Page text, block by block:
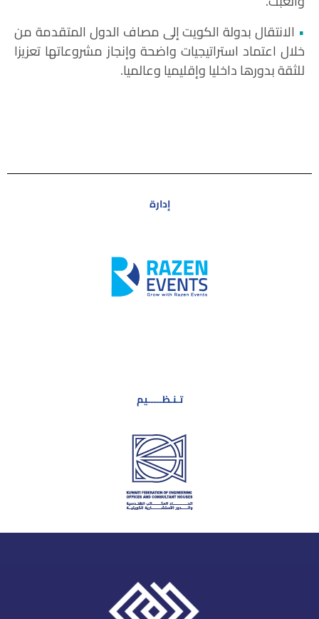
• الانتقال بدولة الكويت إلى مصاف الدول المتقدمة من
خلال اعتماد استراتيجيات واضحة وإنجاز مشروعاتها تعزيزا
للثقة بدورها داخليا وإقليميا وعالميا.
إدارة
تـنـظـــــيم